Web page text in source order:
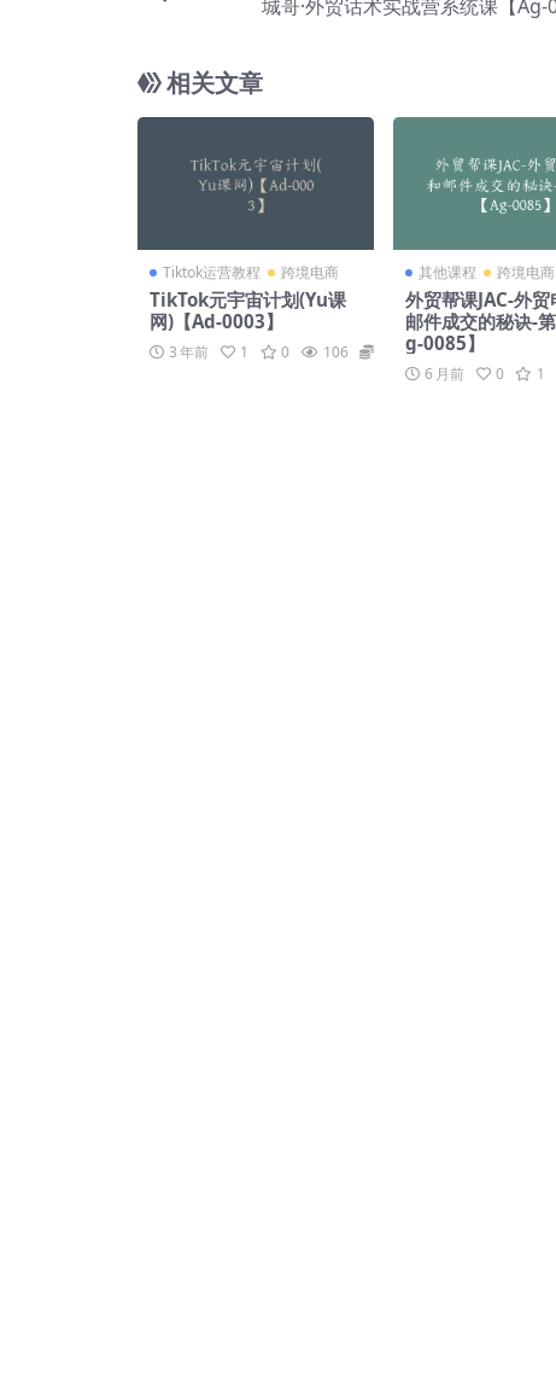
城哥·外贸话术实战营系统课【Ag-
相关文章
Tiktok运营教程 跨境电商
TikTok元宇宙计划(Yu课
网)【Ad-0003】
3 年前 1 0 106
其他课程 跨境电商
外贸帮课JAC-外贸
邮件成交的秘诀-
g-0085】
6 月前 0 1